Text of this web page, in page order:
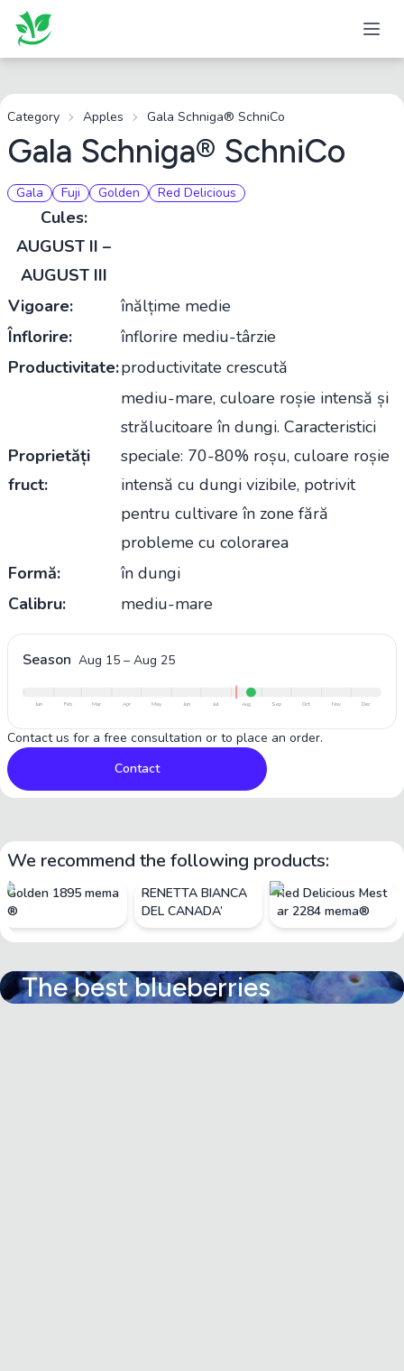
Category Apples Gala Schniga® SchniCo
Gala Schniga® SchniCo
Gala Fuji Golden Red Delicious
Cules:
AUGUST II –
AUGUST III
Vigoare:
înălțime medie
Înflorire:
înflorire mediu-târzie
Productivitate:productivitate crescută
Proprietăți
fruct:
mediu-mare, culoare roșie intensă și
strălucitoare în dungi. Caracteristici
speciale: 70-80% roșu, culoare roșie
intensă cu dungi vizibile, potrivit
pentru cultivare în zone fără
probleme cu colorarea
Formă:
în dungi
Calibru:
mediu-mare
Season Aug 15 – Aug 25
Jan Feb Mar Apr May Jun Jul Aug Sep Oct Nov Dec
Contact us for a free consultation or to place an order.
Contact
We recommend the following products:
Golden 1895 mema
®
RENETTA BIANCA
DEL CANADA’
Red Delicious Mest
ar 2284 mema®
The best blueberries